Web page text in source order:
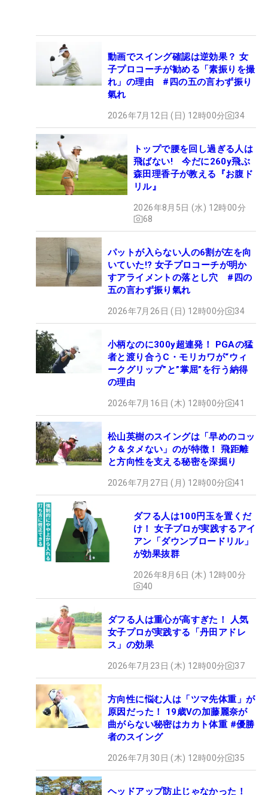
動画でスイング確認は逆効果？ 女
子プロコーチが勧める「素振りを撮
れ」の理由 #四の五の言わず振り
氣れ
2026年7月12日 (日) 12時00分 34
トップで腰を回し過ぎる人は
飛ばない! 今だに260y飛ぶ
森田理香子が教える『お腹ド
リル』
2026年8月5日 (水) 12時00分
68
パットが入らない人の6割が左を向
いていた!? 女子プロコーチが明か
すアライメントの落とし穴 #四の
五の言わず振り氣れ
2026年7月26日 (日) 12時00分 34
小柄なのに300y超連発！ PGAの猛
者と渡り合うC・モリカワが“ウィ
ークグリップ”と”掌屈”を行う納得
の理由
2026年7月16日 (木) 12時00分 41
松山英樹のスイングは「早めのコッ
ク＆タメない」のが特徴！ 飛距離
と方向性を支える秘密を深掘り
2026年7月27日 (月) 12時00分 41
ダフる人は100円玉を置くだ
け！ 女子プロが実践するアイ
アン「ダウンブロードリル」
が効果抜群
2026年8月6日 (木) 12時00分
40
ダフる人は重心が高すぎた！ 人気
女子プロが実践する「丹田アドレ
ス」の効果
2026年7月23日 (木) 12時00分 37
方向性に悩む人は「ツマ先体重」が
原因だった！ 19歳Vの加藤麗奈が
曲がらない秘密はカカト体重 #優勝
者のスイング
2026年7月30日 (木) 12時00分 35
ヘッドアップ防止じゃなかった！